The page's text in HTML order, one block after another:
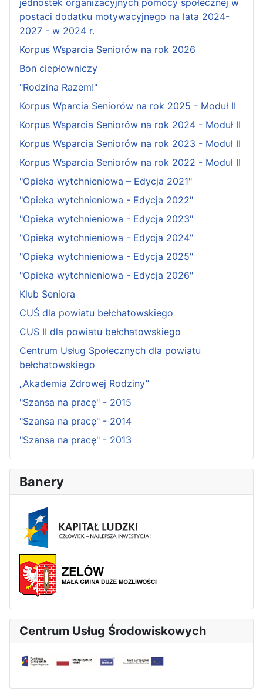
postaci dodatku motywacyjnego na lata 2024-
2027 - w 2024 r.
Korpus Wsparcia Seniorów na rok 2026
Bon ciepłowniczy
"Rodzina Razem!"
Korpus Wparcia Seniorów na rok 2025 - Moduł II
Korpus Wsparcia Seniorów na rok 2024 - Moduł II
Korpus Wsparcia Seniorów na rok 2023 - Moduł II
Korpus Wsparcia Seniorów na rok 2022 - Moduł II
"Opieka wytchnieniowa – Edycja 2021"
"Opieka wytchnieniowa - Edycja 2022"
"Opieka wytchnieniowa - Edycja 2023"
"Opieka wytchnieniowa - Edycja 2024"
"Opieka wytchnieniowa - Edycja 2025"
"Opieka wytchnieniowa - Edycja 2026"
Klub Seniora
CUŚ dla powiatu bełchatowskiego
CUS II dla powiatu bełchatowskiego
Centrum Usług Społecznych dla powiatu
bełchatowskiego
„Akademia Zdrowej Rodziny”
"Szansa na pracę" - 2015
"Szansa na pracę" - 2014
"Szansa na pracę" - 2013
Banery
Centrum Usług Środowiskowych